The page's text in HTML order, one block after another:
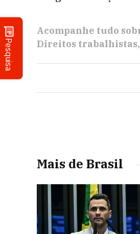
Pesquisa
Acompanhe tudo
Direitos trabalhistas
Mais de Brasil